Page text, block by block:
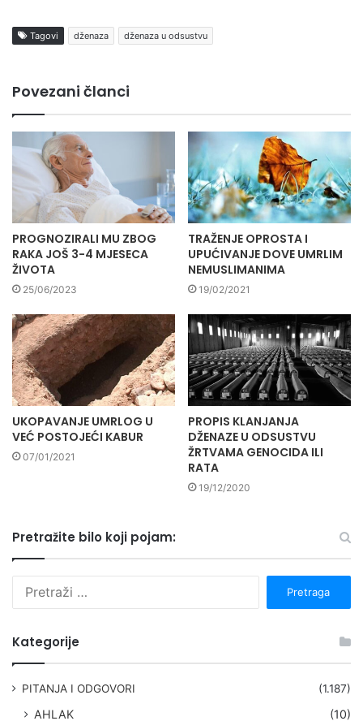
Tagovi dženaza dženaza u odsustvu
Povezani članci
PROGNOZIRALI MU ZBOG
RAKA JOŠ 3-4 MJESECA
ŽIVOTA
25/06/2023
TRAŽENJE OPROSTA I
UPUĆIVANJE DOVE UMRLIM
NEMUSLIMANIMA
19/02/2021
UKOPAVANJE UMRLOG U
VEĆ POSTOJEĆI KABUR
07/01/2021
PROPIS KLANJANJA
DŽENAZE U ODSUSTVU
ŽRTVAMA GENOCIDA ILI
RATA
19/12/2020
Pretražite bilo koji pojam:
Kategorije
PITANJA I ODGOVORI (1.187)
AHLAK (10)